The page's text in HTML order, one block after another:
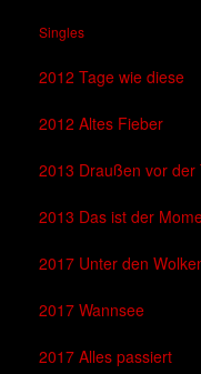
Singles
2012 Tage wie diese
2012 Altes Fieber
2013 Draußen vor der
2013 Das ist der
2017 Unter den
2017 Wannsee
2017 Alles passiert